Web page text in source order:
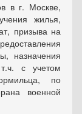
в г. Москве,
жилья,
призыва на
назначения
с учетом
по
военной